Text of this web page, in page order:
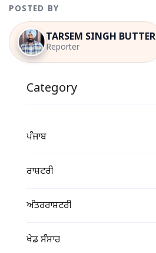
POSTED BY
TARSEM SINGH BUTTER
Reporter
Category
ਪੰਜਾਬ
ਰਾਸ਼ਟਰੀ
ਅੰਤਰਰਾਸ਼ਟਰੀ
ਖੇਡ ਸੰਸਾਰ